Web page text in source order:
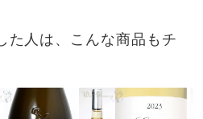
た人は、こんな商品もチ